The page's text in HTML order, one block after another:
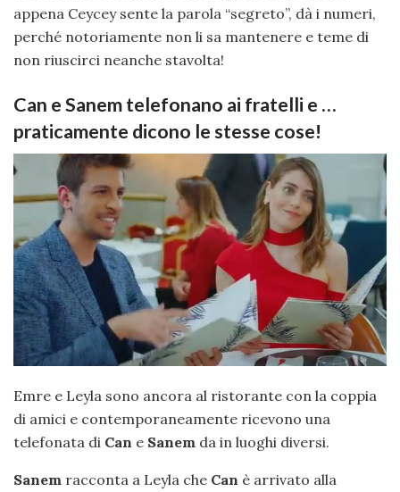
appena Ceycey sente la parola “segreto”, dà i numeri,
perché notoriamente non li sa mantenere e teme di
non riuscirci neanche stavolta!
Can e Sanem telefonano ai fratelli e …
praticamente dicono le stesse cose!
Emre e Leyla sono ancora al ristorante con la coppia
di amici e contemporaneamente ricevono una
telefonata di Can e Sanem da in luoghi diversi.
Sanem racconta a Leyla che Can è arrivato alla